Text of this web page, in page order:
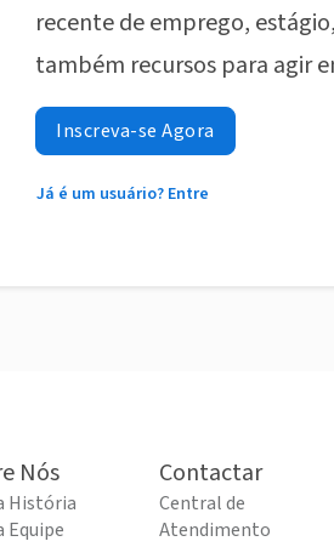
recente de emprego,
também recursos para agir
Inscreva-se Agora
Já é um usuário? Entre
Nós
História
Equipe
Contactar
Central de
Atendimento